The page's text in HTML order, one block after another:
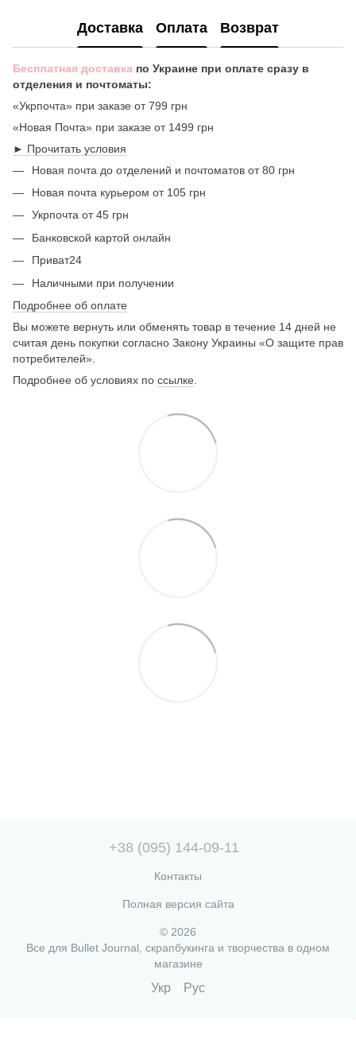
Доставка Оплата Возврат
Бесплатная доставка по Украине при оплате сразу в
отделения и почтоматы:
«Укрпочта» при заказе от 799 грн
«Новая Почта» при заказе от 1499 грн
► Прочитать условия
Новая почта до отделений и почтоматов от 80 грн
Новая почта курьером от 105 грн
Укрпочта от 45 грн
Банковской картой онлайн
Приват24
Наличными при получении
Подробнее об оплате
Вы можете вернуть или обменять товар в течение 14 дней не
считая день покупки согласно Закону Украины «О защите прав
потребителей».
Подробнее об условиях по ссылке
+38 (095) 144-09-11
Контакты
Полная версия сайта
© 2026
Все для Bullet Journal, скрапбукинга и творчества в одном
магазине
Укр Рус